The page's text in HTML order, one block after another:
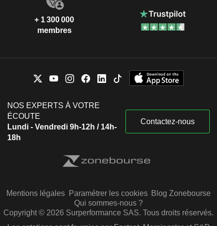
+ 1 300 000
membres
NOS EXPERTS À VOTRE
ÉCOUTE
Lundi - Vendredi 9h-12h / 14h-
18h
Contactez-nous
Mentions légales Paramétrer les cookies Blog Zonebourse
Qui sommes-nous ?
Copyright © 2026 Surperformance SAS. Tous droits réservés.